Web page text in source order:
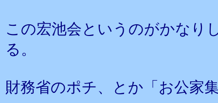
この宏池会というのがかなり
る。
財務省のポチ、とか「お公家